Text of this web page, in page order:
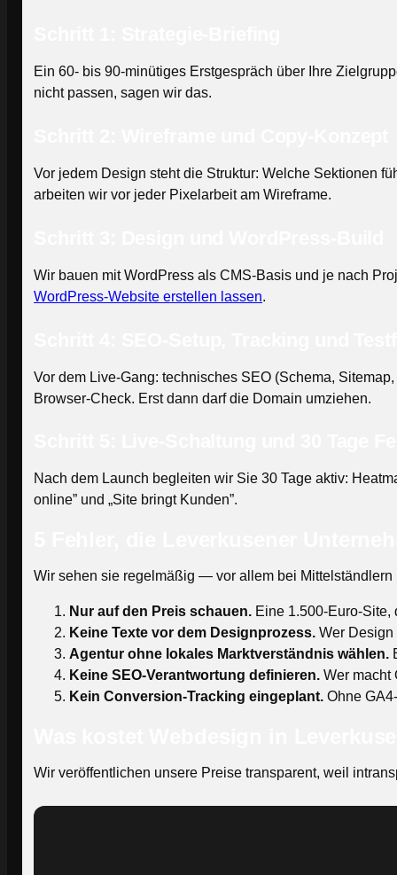
Ein 60- bis 90-minütiges Erstgespräch über Ihre
nicht passen, sagen wir das.
Vor jedem Design steht die Struktur: Welche Sektionen
arbeiten wir vor jeder Pixelarbeit am Wireframe.
Wir bauen mit WordPress als CMS-Basis und je nach
WordPress-Website erstellen lassen.
Vor dem Live-Gang: technisches SEO (Schema,
Browser-Check. Erst dann darf die Domain umziehen.
Nach dem Launch begleiten wir Sie 30 Tage aktiv:
online” und „Site bringt Kunden”.
Wir sehen sie regelmäßig — vor allem bei
Nur auf den Preis schauen. Eine 1.500-Euro-Site,
Keine Texte vor dem Designprozess. Wer
Agentur ohne lokales Marktverständnis wählen.
Keine SEO-Verantwortung definieren. Wer macht
Kein Conversion-Tracking eingeplant. Ohne
Wir veröffentlichen unsere Preise transparent, weil